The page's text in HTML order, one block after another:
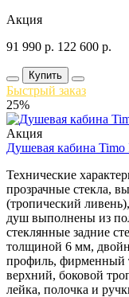
Акция
91 990 р. 122 600 р.
Купить
Быстрый заказ
25%
Акция
Душевая кабина Timo
Технические
прозрачные стекла,
(тропический
душ выполнены из
стеклянные задние
толщиной 6 мм,
профиль, фирменный
верхний, боковой
лейка, полочка и